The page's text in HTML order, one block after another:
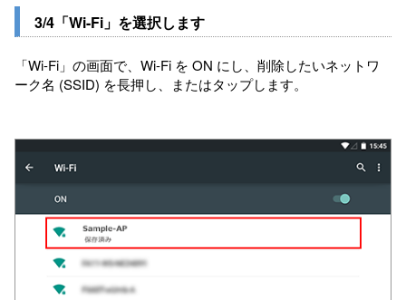
3/4「Wi-Fi」を選択します
「Wi-Fi」の画面で、Wi-Fi を ON にし、削除したいネットワ
ーク名 (SSID) を長押し、またはタップします。